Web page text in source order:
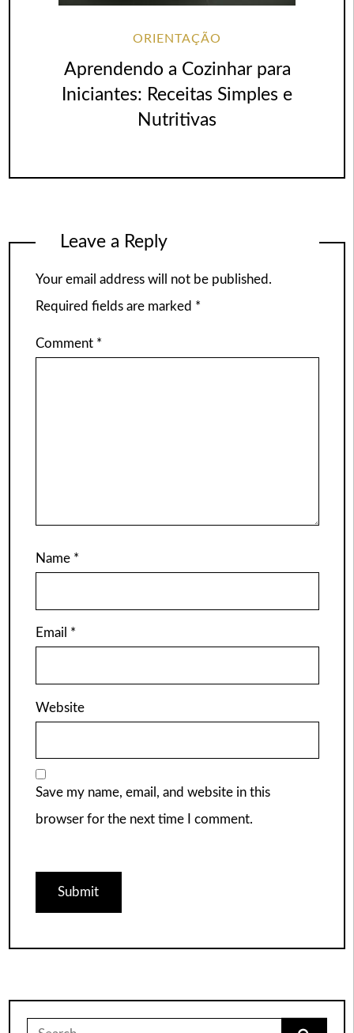
ORIENTAÇÃO
Aprendendo a Cozinhar para
Iniciantes: Receitas Simples e
Nutritivas
Leave a Reply
Your email address will not be published.
Required fields are marked *
Comment *
Name *
Email *
Website
Save my name, email, and website in this
browser for the next time I comment.